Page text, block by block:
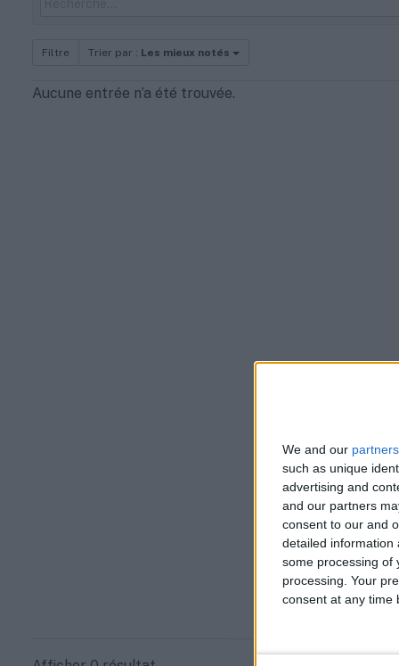
We and our partners
such as unique
advertising and
and our partners
consent to our and
detailed information
some processing of
processing. Your
consent at any time
Filtre Trier par : Les mieux notés
Aucune entrée n’a été trouvée.